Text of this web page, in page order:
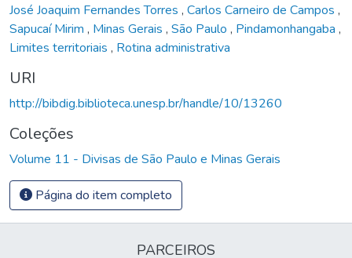
José Joaquim Fernandes Torres , Carlos Carneiro de Campos ,
Sapucaí Mirim , Minas Gerais , São Paulo , Pindamonhangaba ,
Limites territoriais , Rotina administrativa
URI
http://bibdig.biblioteca.unesp.br/handle/10/13260
Coleções
Volume 11 - Divisas de São Paulo e Minas Gerais
Página do item completo
PARCEIROS